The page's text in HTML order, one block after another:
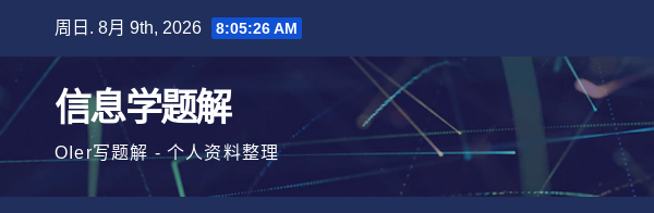
容
周日. 8月 9th, 2026 8:05:26 AM
信息学题解
OIer写题解 - 个人资料整理